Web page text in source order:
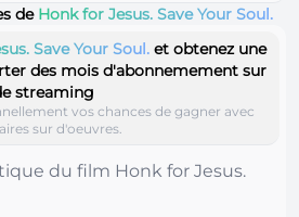
de Honk for Jesus. Save Your Soul.
Save Your Soul. et obtenez une
des mois d'abonnemement sur
streaming
vos chances de gagner avec
sur d'oeuvres.